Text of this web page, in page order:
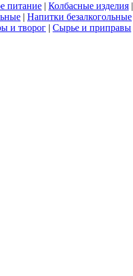
питание | Колбасные изделия |
| Напитки безалкогольные
и творог | Сырье и приправы